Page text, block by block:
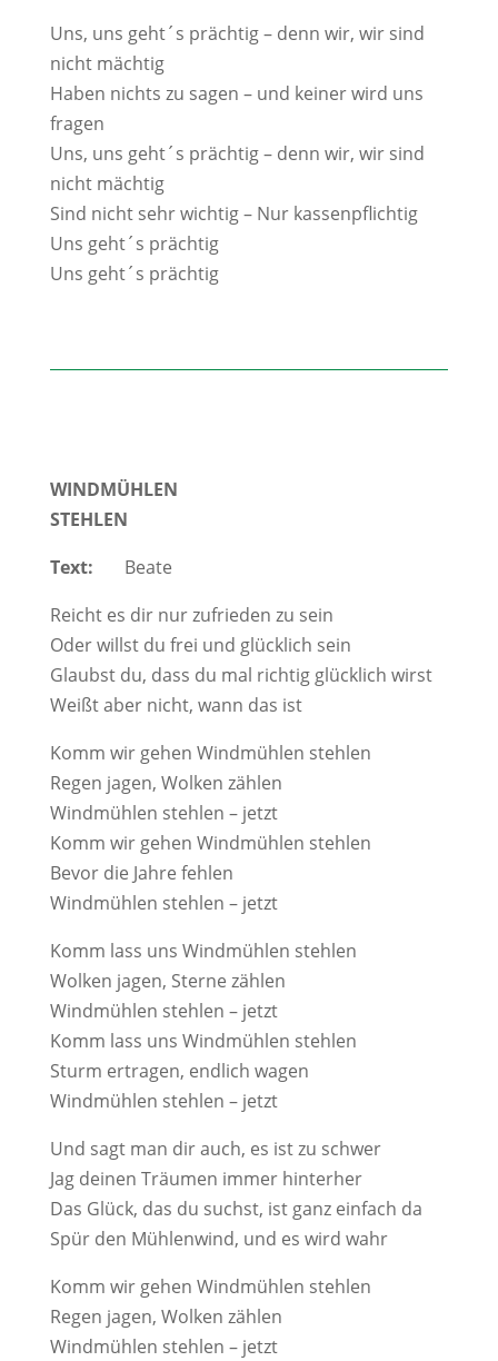
Uns, uns geht´s prächtig – denn wir, wir sind
nicht mächtig
Haben nichts zu sagen – und keiner wird uns
fragen
Uns, uns geht´s prächtig – denn wir, wir sind
nicht mächtig
Sind nicht sehr wichtig – Nur kassenpflichtig
Uns geht´s prächtig
Uns geht´s prächtig
WINDMÜHLEN
STEHLEN
Text: Beate
Reicht es dir nur zufrieden zu sein
Oder willst du frei und glücklich sein
Glaubst du, dass du mal richtig glücklich wirst
Weißt aber nicht, wann das ist
Komm wir gehen Windmühlen stehlen
Regen jagen, Wolken zählen
Windmühlen stehlen – jetzt
Komm wir gehen Windmühlen stehlen
Bevor die Jahre fehlen
Windmühlen stehlen – jetzt
Komm lass uns Windmühlen stehlen
Wolken jagen, Sterne zählen
Windmühlen stehlen – jetzt
Komm lass uns Windmühlen stehlen
Sturm ertragen, endlich wagen
Windmühlen stehlen – jetzt
Und sagt man dir auch, es ist zu schwer
Jag deinen Träumen immer hinterher
Das Glück, das du suchst, ist ganz einfach da
Spür den Mühlenwind, und es wird wahr
Komm wir gehen Windmühlen stehlen
Regen jagen, Wolken zählen
Windmühlen stehlen – jetzt